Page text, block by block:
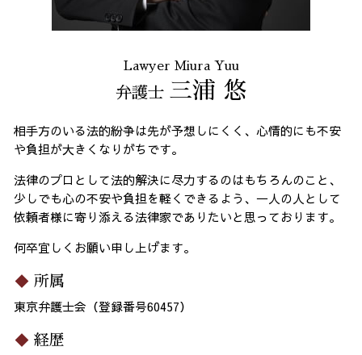
Lawyer Miura Yuu
弁護士 三浦 悠
相手方のいる法的紛争は先が予想しにくく、心情的にも不安
や負担が大きくなりがちです。
法律のプロとして法的解決に尽力するのはもちろんのこと、
少しでも心の不安や負担を軽くできるよう、一人の人として
依頼者様に寄り添える法律家でありたいと思っております。
何卒宜しくお願い申し上げます。
所属
東京弁護士会（登録番号60457）
経歴